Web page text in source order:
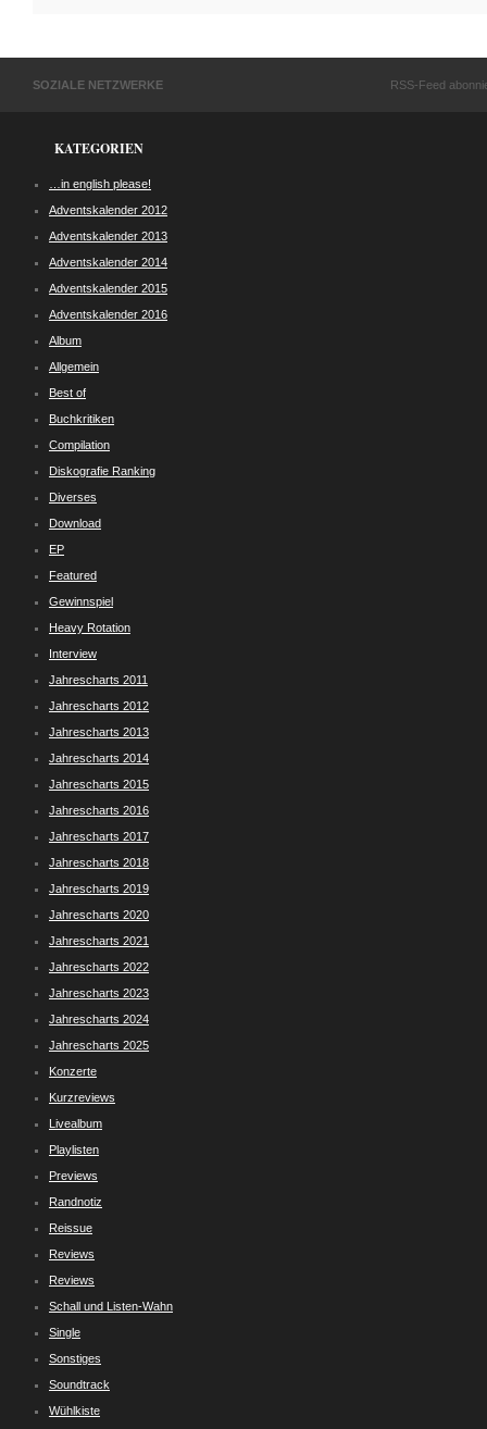
SOZIALE NETZWERKE RSS-Feed
KATEGORIEN
…in english please!
Adventskalender 2012
Adventskalender 2013
Adventskalender 2014
Adventskalender 2015
Adventskalender 2016
Album
Allgemein
Best of
Buchkritiken
Compilation
Diskografie Ranking
Diverses
Download
EP
Featured
Gewinnspiel
Heavy Rotation
Interview
Jahrescharts 2011
Jahrescharts 2012
Jahrescharts 2013
Jahrescharts 2014
Jahrescharts 2015
Jahrescharts 2016
Jahrescharts 2017
Jahrescharts 2018
Jahrescharts 2019
Jahrescharts 2020
Jahrescharts 2021
Jahrescharts 2022
Jahrescharts 2023
Jahrescharts 2024
Jahrescharts 2025
Konzerte
Kurzreviews
Livealbum
Playlisten
Previews
Randnotiz
Reissue
Reviews
Reviews
Schall und Listen-Wahn
Single
Sonstiges
Soundtrack
Wühlkiste